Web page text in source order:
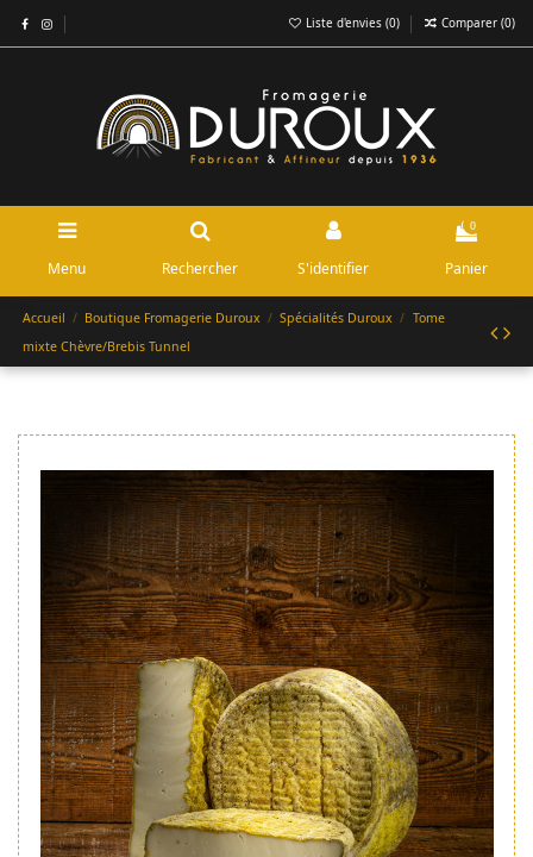
Liste d'envies (0) Comparer (0)
Menu Rechercher S'identifier
0
Panier
Accueil Boutique Fromagerie Duroux Spécialités Duroux
Tome
mixte Chèvre/Brebis Tunnel